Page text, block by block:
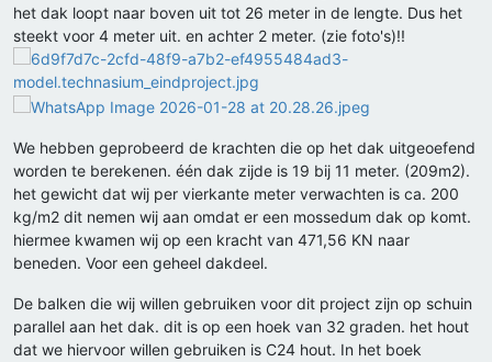
het dak loopt naar boven uit tot 26 meter in de lengte. Dus het
steekt voor 4 meter uit. en achter 2 meter. (zie foto's)!!
We hebben geprobeerd de krachten die op het dak uitgeoefend
worden te berekenen. één dak zijde is 19 bij 11 meter. (209m2).
het gewicht dat wij per vierkante meter verwachten is ca. 200
kg/m2 dit nemen wij aan omdat er een mossedum dak op komt.
hiermee kwamen wij op een kracht van 471,56 KN naar
beneden. Voor een geheel dakdeel.
De balken die wij willen gebruiken voor dit project zijn op schuin
parallel aan het dak. dit is op een hoek van 32 graden. het hout
dat we hiervoor willen gebruiken is C24 hout. In het boek